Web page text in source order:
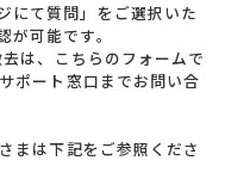
にて質問」をご選択いた
可能です。
は、こちらのフォームで
ポート窓口までお問い合
まは下記をご参照くださ